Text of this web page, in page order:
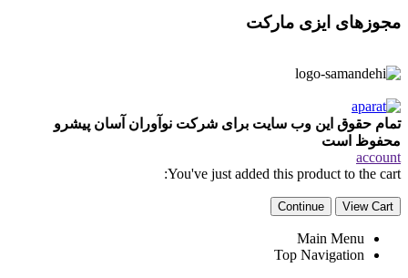
مجوزهای ایزی مارکت
تمام حقوق این وب سایت برای شرکت نوآوران آسان پیشرو
محفوظ است
account
You've just added this product to the cart:
View Cart
Continue
Main Menu
Top Navigation